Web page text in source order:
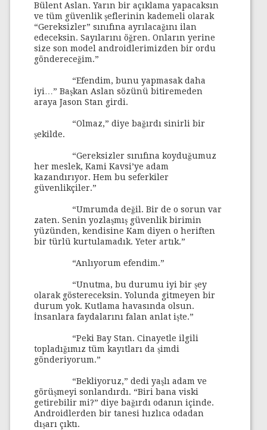
Bülent Aslan. Yarın bir açıklama yapacaksın
ve tüm güvenlik şeflerinin kademeli olarak
“Gereksizler” sınıfına ayrılacağını ilan
edeceksin. Sayılarını öğren. Onların yerine
size son model androidlerimizden bir ordu
göndereceğim.”
“Efendim, bunu yapmasak daha
iyi…” Başkan Aslan sözünü bitiremeden
araya Jason Stan girdi.
“Olmaz,” diye bağırdı sinirli bir
şekilde.
“Gereksizler sınıfına koyduğumuz
her meslek, Kami Kavsi’ye adam
kazandırıyor. Hem bu seferkiler
güvenlikçiler.”
“Umrumda değil. Bir de o sorun var
zaten. Senin yozlaşmış güvenlik birimin
yüzünden, kendisine Kam diyen o heriften
bir türlü kurtulamadık. Yeter artık.”
“Anlıyorum efendim.”
“Unutma, bu durumu iyi bir şey
olarak göstereceksin. Yolunda gitmeyen bir
durum yok. Kutlama havasında olsun.
İnsanlara faydalarını falan anlat işte.”
“Peki Bay Stan. Cinayetle ilgili
topladığımız tüm kayıtları da şimdi
gönderiyorum.”
“Bekliyoruz,” dedi yaşlı adam ve
görüşmeyi sonlandırdı. “Biri bana viski
getirebilir mi?” diye bağırdı odanın içinde.
Androidlerden bir tanesi hızlıca odadan
dışarı çıktı.